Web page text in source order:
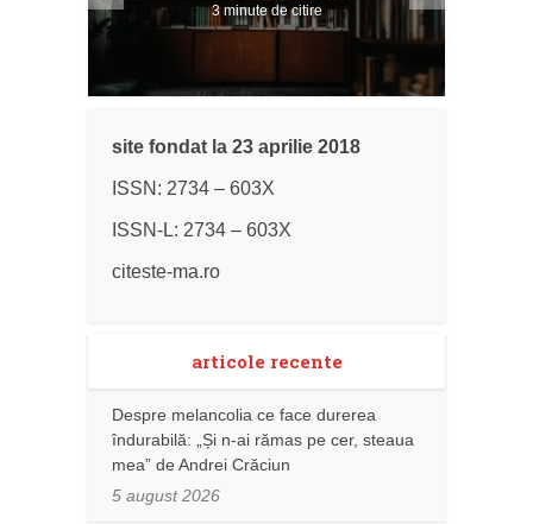
3 minute de citire
site fondat la 23 aprilie 2018
ISSN: 2734 – 603X
ISSN-L: 2734 – 603X
citeste-ma.ro
articole recente
Despre melancolia ce face durerea
îndurabilă: „Și n-ai rămas pe cer, steaua
mea” de Andrei Crăciun
5 august 2026